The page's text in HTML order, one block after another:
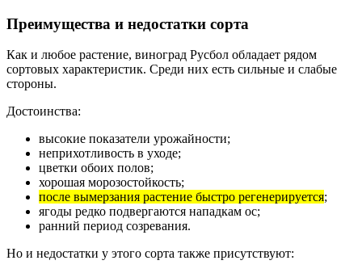
Преимущества и недостатки сорта
Как и любое растение, виноград Русбол обладает рядом
сортовых характеристик. Среди них есть сильные и слабые
стороны.
Достоинства:
высокие показатели урожайности;
неприхотливость в уходе;
цветки обоих полов;
хорошая морозостойкость;
после вымерзания растение быстро регенерируется;
ягоды редко подвергаются нападкам ос;
ранний период созревания.
Но и недостатки у этого сорта также присутствуют: